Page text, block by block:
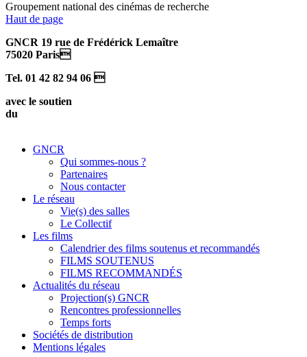
Groupement national des cinémas de recherche
Haut de page
GNCR 19 rue de Frédérick Lemaître
75020 Paris
Tel. 01 42 82 94 06 
avec le soutien
du
GNCR
Qui sommes-nous ?
Partenaires
Nous contacter
Le réseau
Vie(s) des salles
Le Collectif
Les films
Calendrier des films soutenus et recommandés
FILMS SOUTENUS
FILMS RECOMMANDÉS
Actualités du réseau
Projection(s) GNCR
Rencontres professionnelles
Temps forts
Sociétés de distribution
Mentions légales